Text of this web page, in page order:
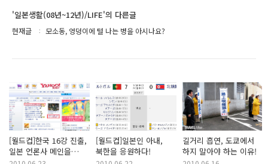
'일본생활(08년~12년)/LIFE'의 다른글
현재글 모소동, 엉덩이에 털 나는 병을 아시나요?
[월드컵]한국 16강 진출,
일본 언론사 메인을
[월드컵]일본인 아내,
북한을 응원하다!
길거리 흡연, 도쿄에서
하지 말아야 하는 이유!